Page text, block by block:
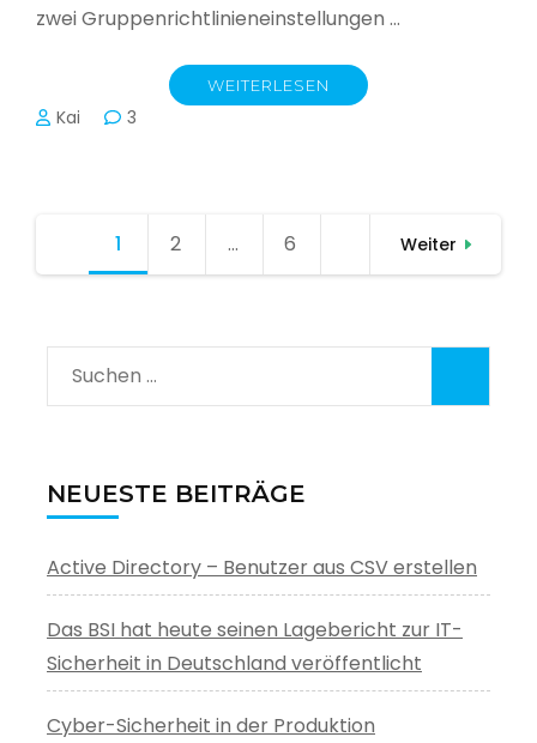
zwei Gruppenrichtlinieneinstellungen …
WEITERLESEN
Kai 3
Seitennummerierung
1 Seite
2 … Seite
6 Weiter
Suchen
nach:
NEUESTE BEITRÄGE
Active Directory – Benutzer aus CSV erstellen
Das BSI hat heute seinen Lagebericht zur IT-
Sicherheit in Deutschland veröffentlicht
Cyber-Sicherheit in der Produktion